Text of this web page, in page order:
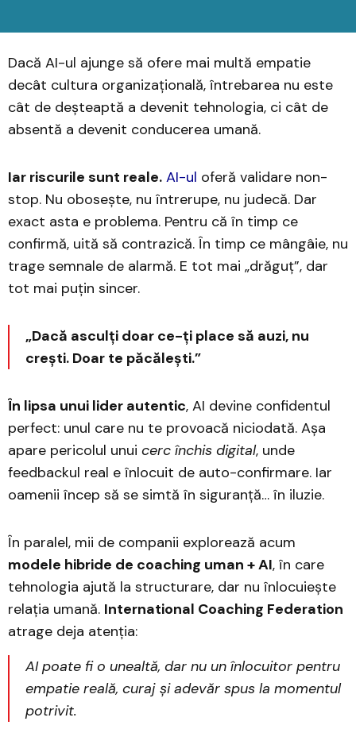
Dacă AI-ul ajunge să ofere mai multă empatie
decât cultura organizațională, întrebarea nu este
cât de deșteaptă a devenit tehnologia, ci cât de
absentă a devenit conducerea umană.
Iar riscurile sunt reale. AI-ul oferă validare non-
stop. Nu obosește, nu întrerupe, nu judecă. Dar
exact asta e problema. Pentru că în timp ce
confirmă, uită să contrazică. În timp ce mângâie, nu
trage semnale de alarmă. E tot mai „drăguț”, dar
tot mai puțin sincer.
„Dacă asculți doar ce-ți place să auzi, nu
crești. Doar te păcălești.”
În lipsa unui lider autentic, AI devine confidentul
perfect: unul care nu te provoacă niciodată. Așa
apare pericolul unui cerc închis digital, unde
feedbackul real e înlocuit de auto-confirmare. Iar
oamenii încep să se simtă în siguranță… în iluzie.
În paralel, mii de companii explorează acum
modele hibride de coaching uman + AI, în care
tehnologia ajută la structurare, dar nu înlocuiește
relația umană. International Coaching Federation
atrage deja atenția:
AI poate fi o unealtă, dar nu un înlocuitor pentru
empatie reală, curaj și adevăr spus la momentul
potrivit.